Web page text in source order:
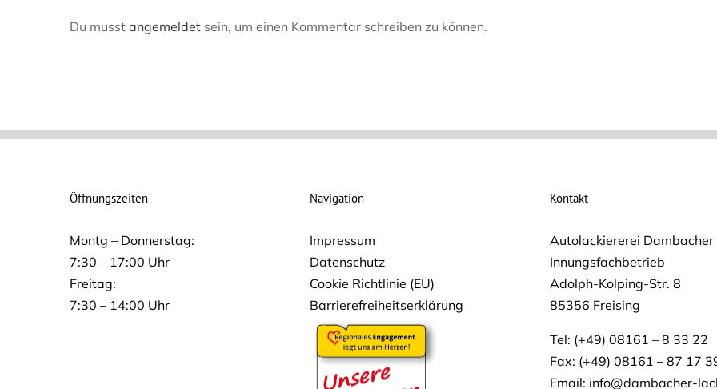
Du musst angemeldet sein, um einen Kommentar schreiben zu können.
Öffnungszeiten
Montg – Donnerstag:
7:30 – 17:00 Uhr
Freitag:
7:30 – 14:00 Uhr
Navigation
Impressum
Datenschutz
Cookie Richtlinie (EU)
Barrierefreiheitserklärung
Kontakt
Autolackiererei Dambacher
Innungsfachbetrieb
Adolph-Kolping-Str. 8
85356 Freising
Tel: (+49) 08161 – 8 33 22
Fax: (+49) 08161 – 87 17
Email: info@dambacher-